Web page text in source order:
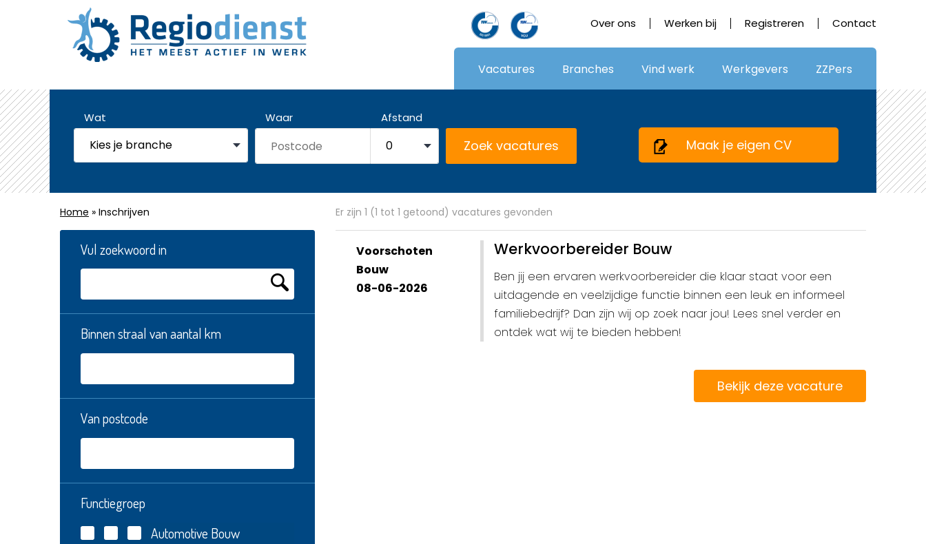
Over ons Werken bij Registreren Contact
Vacatures Branches Vind werk Werkgevers ZZPers
Wat Waar Afstand
Maak je eigen CV
Home » Inschrijven Er zijn 1 (1 tot 1 getoond) vacatures gevonden
Vul zoekwoord in
Binnen straal van aantal km
Van postcode
Functiegroep
Automotive Bouw
Voorschoten
Bouw
08-06-2026
Werkvoorbereider Bouw
Ben jij een ervaren werkvoorbereider die klaar staat voor een
uitdagende en veelzijdige functie binnen een leuk en informeel
familiebedrijf? Dan zijn wij op zoek naar jou! Lees snel verder en
ontdek wat wij te bieden hebben!
Bekijk deze vacature